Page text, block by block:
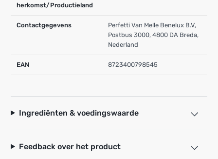
herkomst/Productieland
Contactgegevens
Perfetti Van Melle Benelux B.V,
Postbus 3000, 4800 DA Breda,
Nederland
EAN 8723400798545
Ingrediënten & voedingswaarde
Feedback over het product